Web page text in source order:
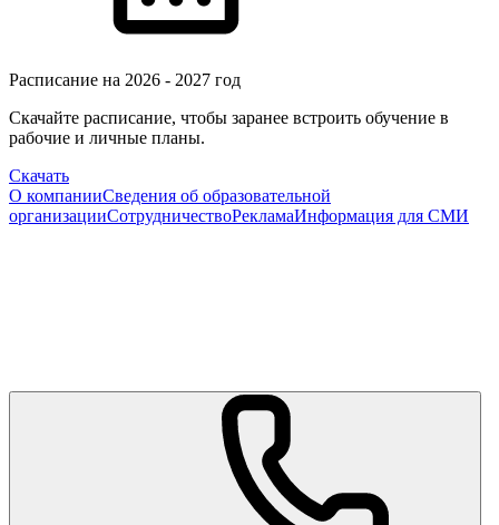
Расписание на 2026 - 2027 год
Скачайте расписание, чтобы заранее встроить обучение в
рабочие и личные планы.
Скачать
О компанииСведения об образовательной
организацииСотрудничествоРекламаИнформация для СМИ